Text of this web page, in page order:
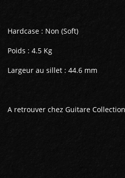
Hardcase : Non (Soft)
Poids : 4.5 Kg
Largeur au sillet : 44.6 mm
A retrouver chez Guitare